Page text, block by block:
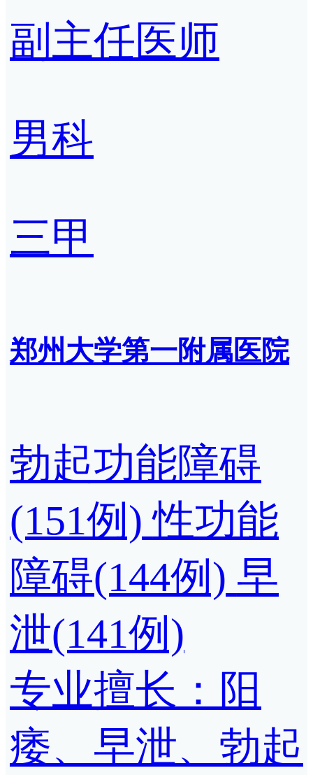
副主任医师
男科
三甲
郑州大学第一附属医院
勃起功能障碍
(151例) 性功能
障碍(144例) 早
泄(141例)
专业擅长：阳
痿、早泄、勃起